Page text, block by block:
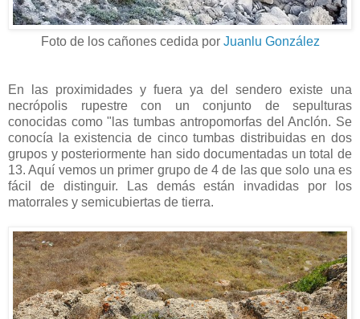
Foto de los cañones cedida por Juanlu González
En las proximidades y fuera ya del sendero existe una
necrópolis rupestre con un conjunto de sepulturas
conocidas como "las tumbas antropomorfas del Anclón. Se
conocía la existencia de cinco tumbas distribuidas en dos
grupos y posteriormente han sido documentadas un total de
13. Aquí vemos un primer grupo de 4 de las que solo una es
fácil de distinguir. Las demás están invadidas por los
matorrales y semicubiertas de tierra.